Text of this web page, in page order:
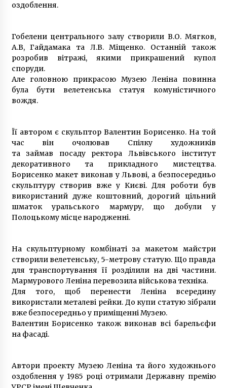
оздоблення.
Гобелени центрального залу створили В.О. Мягков,
А.В, Гайдамака та Л.В. Міщенко. Останній також
розробив вітражі, якими прикрашений купол
споруди.
Але головною прикрасою Музею Леніна повинна
була бути велетенська статуя комуністичного
вождя.
Її автором є скульптор Валентин Борисенко. На той
час він очолював Спілку художників
та займав посаду ректора Львівського інститут
декоративного та прикладного мистецтва.
Борисенко макет виконав у Львові, а безпосередньо
скульптуру створив вже у Києві. Для роботи був
використаний дуже коштовний, дорогий цільний
шматок уральського мармуру, що добули у
Полоцькому місце народженні.
На скульптурному комбінаті за макетом майстри
створили велетенську, 5-метрову статую. Що правда
для транспортування її розділили на дві частини.
Мармурового Леніна перевозила військова техніка.
Для того, щоб перенести Леніна всередину
використали металеві рейки. До купи статую зібрали
вже безпосередньо у приміщенні Музею.
Валентин Борисенко також виконав всі барельєфи
на фасаді.
Автори проекту Музею Леніна та його художнього
оздоблення у 1985 році отримали Державну премію